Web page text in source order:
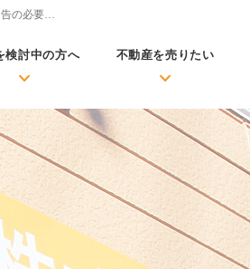
の必要…
検討中の方へ 不動産を売りたい